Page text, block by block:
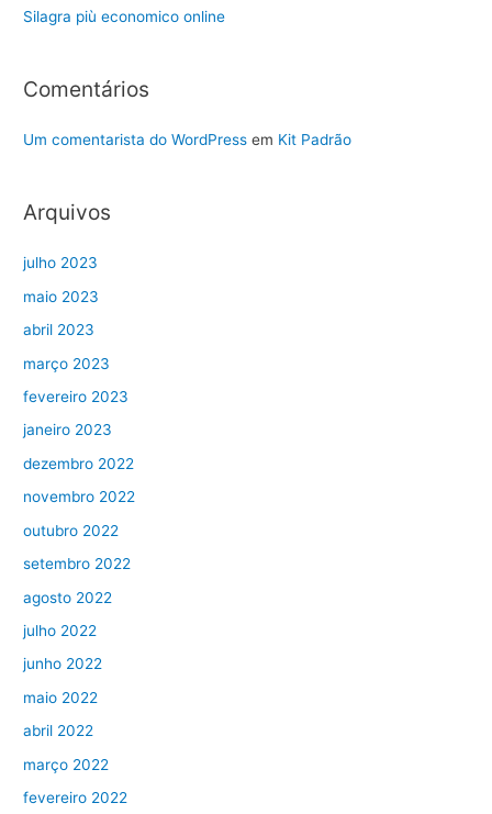
Silagra più economico online
Comentários
Um comentarista do WordPress em Kit Padrão
Arquivos
julho 2023
maio 2023
abril 2023
março 2023
fevereiro 2023
janeiro 2023
dezembro 2022
novembro 2022
outubro 2022
setembro 2022
agosto 2022
julho 2022
junho 2022
maio 2022
abril 2022
março 2022
fevereiro 2022